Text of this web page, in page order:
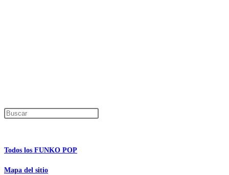
Todos los FUNKO POP
Mapa del sitio